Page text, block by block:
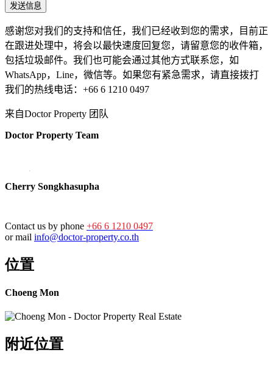
感谢您对我们的支持和信任，我们已经收到您的需求，目前正
在跟进处理中，将会以最快速度回复您，请留意您的收件箱，
包括垃圾邮件。我们也可能会通过其他方式联系您，如
WhatsApp，Line，微信等。如果您有紧急需求，请直接拨打
我们的热线电话：+66 6 1210 0497
来自Doctor Property 团队
Doctor Property Team
Cherry Songkhasupha
Contact us by phone +66 6 1210 0497
or mail info@doctor-property.co.th
位置
Choeng Mon
附近位置